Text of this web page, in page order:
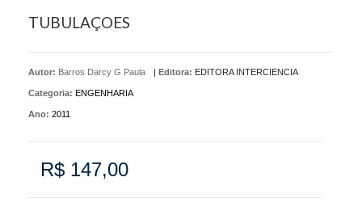
TUBULAÇOES
Autor: Barros Darcy G Paula | Editora: EDITORA INTERCIENCIA
Categoria: ENGENHARIA
Ano: 2011
R$ 147,00